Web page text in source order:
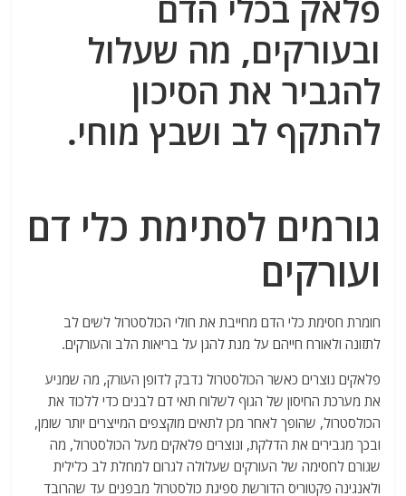
ובעורקים, מה שעלול
להגביר את הסיכון
להתקף לב ושבץ מוחי.
גורמים לסתימת כלי דם
ועורקים
חומרת חסימת כלי הדם מחייבת את חולי הכולסטרול לשים לב
לתזונה ולאורח חייהם על מנת להגן על בריאות הלב והעורקים.
פלאקים נוצרים כאשר הכולסטרול נדבק לדופן העורק, מה שמניע
את מערכת החיסון של הגוף לשלוח תאי דם לבנים כדי ללכוד את
הכולסטרול, שהופך לאחר מכן לתאים מוקצפים המייצרים יותר שומן,
ובכך מגבירים את הדלקת, ונוצרים פלאקים מעל הכולסטרול, מה
שגורם לחסימה של העורקים שעלולה לגרום למחלת לב כלילית
ולאנגינה פקטוריס הדורשת ספיגת כולסטרול מבפנים עד שהרובד